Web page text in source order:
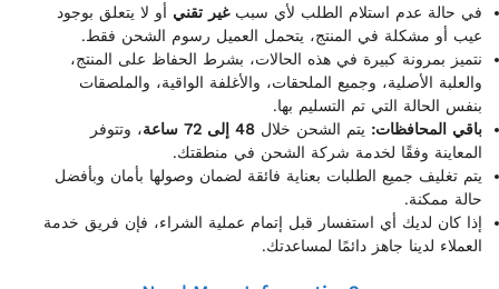
في حالة عدم استلام الطلب لأي سببغير تقني أو لا يتعلق بوجود
عيب أو مشكلة في المنتج، يتحمل العميل رسوم الشحن فقط.
نتميز بمرونة كبيرة في هذه الحالات، بشرط الحفاظ على المنتج،
والعلبة الأصلية، وجميع الملحقات، والأغلفة الواقية، والملصقات
بنفس الحالة التي تم التسليم بها.
باقي المحافظات: يتم الشحن خلال 48 إلى 72 ساعة
، وتتوفر
المعاينة وفقًا لخدمة شركة الشحن في منطقتك.
يتم تغليف جميع الطلبات بعناية فائقة لضمان وصولها بأمان وبأفضل
حالة ممكنة.
إذا كان لديك أي استفسار قبل إتمام عملية الشراء، فإن فريق خدمة
العملاء لدينا جاهز دائمًا لمساعدتك.